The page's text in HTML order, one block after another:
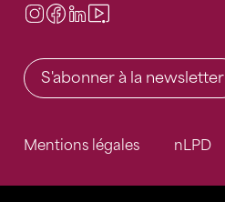
Instagram
Facebook
LinkedIn
S'abonner à la newsletter
Mentions légales nLPD